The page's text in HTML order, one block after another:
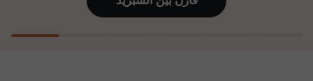
بوك أو رحلة أحلامه بمجرد إيداعه مبلغًا
من المال.